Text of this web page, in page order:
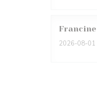
Francine
2026-08-01